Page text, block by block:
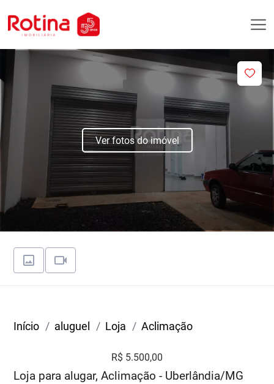
Ver fotos do imóvel
Início aluguel Loja Aclimação
R$ 5.500,00
Loja para alugar, Aclimação - Uberlândia/MG